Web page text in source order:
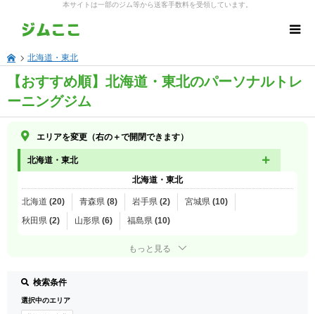
本サイトは一部のジム等から送客手数料を受領しています。
北海道・東北
【おすすめ順】北海道・東北のパーソナルトレ
ーニングジム
エリアを変更（右の＋で開閉できます）
北海道・東北
北海道・東北
北海道 (20) 青森県 (8) 岩手県 (2)
宮城県 (10)
秋田県 (2)
山形県 (6) 福島県 (10)
もっと見る
検索条件
選択中のエリア